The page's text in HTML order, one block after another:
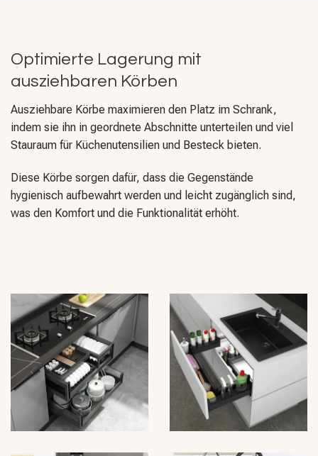
Optimierte Lagerung mit
ausziehbaren Körben
Ausziehbare Körbe maximieren den Platz im Schrank,
indem sie ihn in geordnete Abschnitte unterteilen und viel
Stauraum für Küchenutensilien und Besteck bieten.
Diese Körbe sorgen dafür, dass die Gegenstände
hygienisch aufbewahrt werden und leicht zugänglich sind,
was den Komfort und die Funktionalität erhöht.